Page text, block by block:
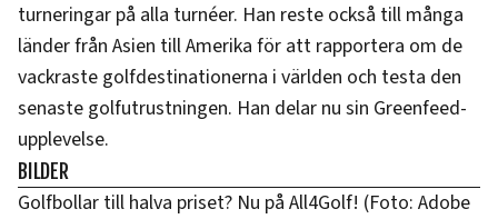
turneringar på alla turnéer. Han reste också till många
länder från Asien till Amerika för att rapportera om de
vackraste golfdestinationerna i världen och testa den
senaste golfutrustningen. Han delar nu sin Greenfeed-
upplevelse.
BILDER
Golfbollar till halva priset? Nu på All4Golf! (Foto: Adobe